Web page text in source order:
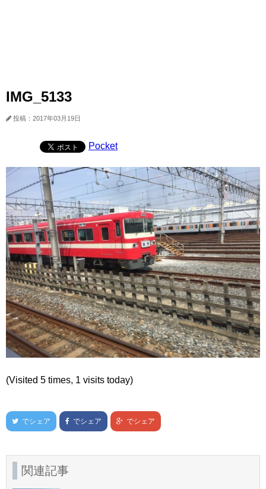
IMG_5133
投稿：2017年03月19日
Pocket
(Visited 5 times, 1 visits today)
でシェア でシェア でシェア
関連記事